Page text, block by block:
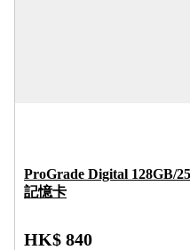
ProGrade Digital 128GB/
記憶卡
HK$ 840